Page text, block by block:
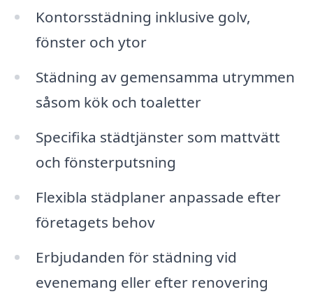
Kontorsstädning inklusive golv,
fönster och ytor
Städning av gemensamma utrymmen
såsom kök och toaletter
Specifika städtjänster som mattvätt
och fönsterputsning
Flexibla städplaner anpassade efter
företagets behov
Erbjudanden för städning vid
evenemang eller efter renovering